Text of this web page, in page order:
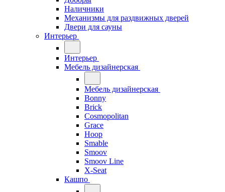
Наличники
Механизмы для раздвижных дверей
Двери для сауны
Интерьер
Интерьер
Мебель дизайнерская
Мебель дизайнерская
Bonny
Brick
Cosmopolitan
Grace
Hoop
Smable
Smoov
Smoov Line
X-Seat
Кашпо